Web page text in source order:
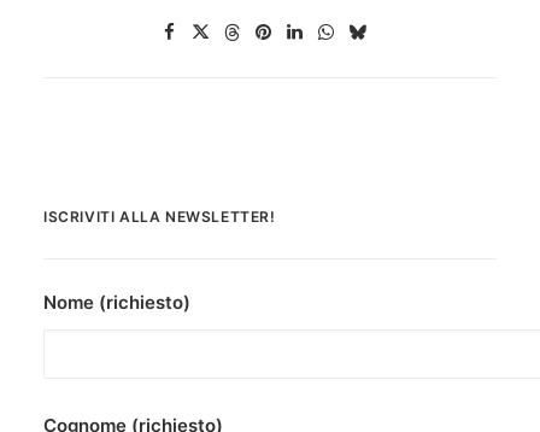
ISCRIVITI ALLA NEWSLETTER!
Nome (richiesto)
Cognome (richiesto)